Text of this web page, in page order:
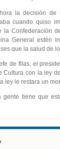
la decisión
cuando quiso
la Confederación
General estén
que la salud de
de filas, el
Cultura con la ley
ley le restara un
gente tiene que